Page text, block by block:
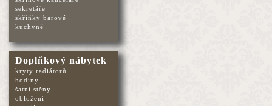
sekretáře
skříňky barové
kuchyně
Doplňkový nábytek
kryty radiátorů
hodiny
šatní stěny
obložení